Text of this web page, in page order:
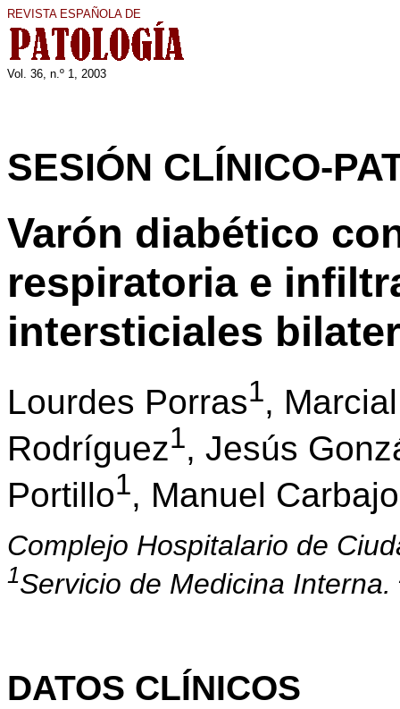
REVISTA ESPAÑOLA DE
Vol. 36, n.º 1, 2003
SESIÓN CLÍNICO-
Varón diabético
respiratoria e
intersticiales
Lourdes Porras1,
Rodríguez1, Jesús
Portillo1, Manuel
Complejo Hospitalario de
1Servicio de Medicina Interna.
DATOS CLÍNICOS